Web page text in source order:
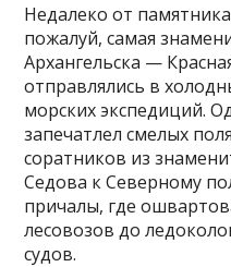
Недалеко от
пожалуй, самая
Архангельска —
отправлялись в
морских экспедиций.
запечатлел смелых
соратников из
Седова к Северному
причалы, где
лесовозов до
судов.